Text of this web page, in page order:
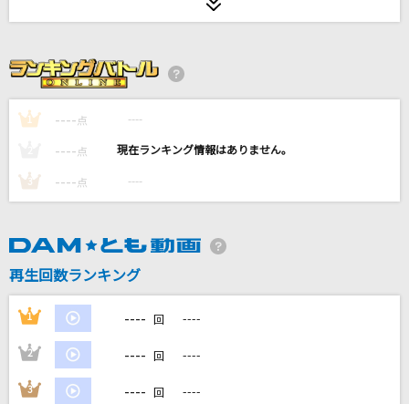
AAA(トリプル・エー)
チラチLOVE
[生音]I LOVE YOU
尾崎豊
催し
大森元貴
LOVE SONG
三代目 J SOUL BROTHERS from EXILE TRIBE
1991(ビデオクリップバージョン)
1 ---- 点 ----
---- 点 ----
3 ---- 点 ----
再生回数ランキング
1 ---- 回 ----
2 ---- 回 ----
3 ---- 回 ----